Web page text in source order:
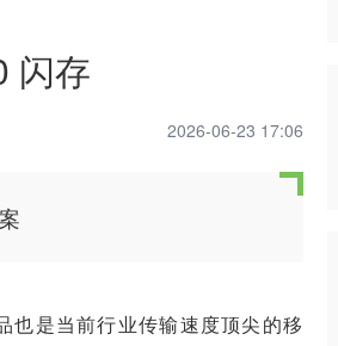
闪存
2026-06-23 17:06
是当前行业传输速度顶尖的移